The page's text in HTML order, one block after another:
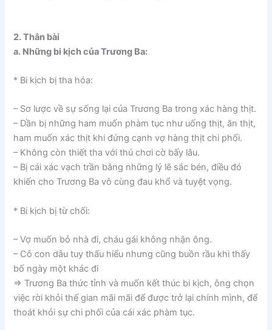
2. Thân bài
a. Những bi kịch của Trương Ba:
* Bi kịch bị tha hóa:
– Sơ lược về sự sống lại của Trương Ba trong xác hàng thịt.
– Dần bị những ham muốn phàm tục như uống thịt, ăn thịt,
ham muốn xác thịt khi đứng cạnh vợ hàng thịt chi phối.
– Không còn thiết tha với thú chơi cờ bấy lâu.
– Bị cái xác vạch trần bằng những lý lẽ sắc bén, điều đó
khiến cho Trương Ba vô cùng đau khổ và tuyệt vọng.
* Bi kịch bị từ chối:
– Vợ muốn bỏ nhà đi, cháu gái không nhận ông.
– Cô con dâu tuy thấu hiểu nhưng cũng buồn rầu khi thấy
bố ngày một khác đi
=> Trương Ba thức tỉnh và muốn kết thúc bi kịch, ông chọn
việc rời khỏi thế gian mãi mãi để được trở lại chính mình, để
thoát khỏi sự chi phối của cái xác phàm tục.